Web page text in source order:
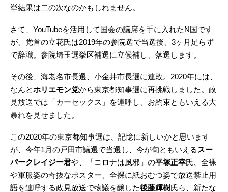
挙結果は二の次なのかもしれません。
さて、YouTubeを活用して国会の議席を手に入れたN国です
が、党首の立花氏は2019年の参院選で当選後、3ヶ月足らず
で辞職。参院埼玉選挙区補選に立候補し、落選します。
その後、海老名市長選、小金井市長選に連敗。2020年には、
なんとホリエモン党から東京都知事選に再挑戦しました。政
見放送では「カーセックス」を連呼し、お約束ともいえる大
暴れを見せました。
この2020年の東京都知事選は、記憶に新しいかと思います
が、今年1月の戸田市議選で当選し、今が旬ともいえる スー
パークレイジー君や、「コロナは風邪」の平塚正幸氏、全裸
や軍服姿の奇抜なポスター、全裸に紙おむつ姿で放送禁止用
語を連呼する政見放送で物議を醸した後藤輝樹氏ら、新たな